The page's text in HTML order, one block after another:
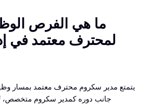
ما هي الفرص
لمحترف معتمد في
يتمتع مدير سكروم محترف معتمد بمسار
جانب دوره كمدير سكروم متخصص،